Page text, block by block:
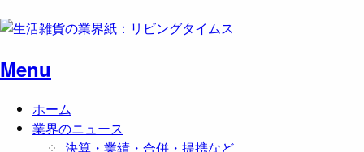
Menu
ホーム
業界のニュース
決算・業績・合併・提携など